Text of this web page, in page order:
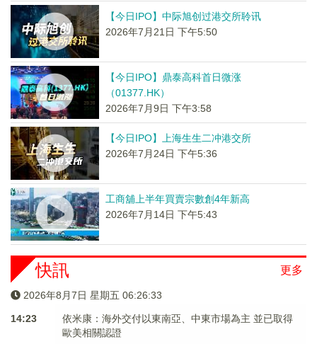
【今日IPO】中际旭创过港交所聆讯
2026年7月21日 下午5:50
【今日IPO】鼎泰高科首日微涨
（01377.HK）
2026年7月9日 下午3:58
【今日IPO】上海生生二冲港交所
2026年7月24日 下午5:36
工商舖上半年買賣宗數創4年新高
2026年7月14日 下午5:43
更多
快訊
2026年8月7日 星期五 06:26:34
14:23
依米康：海外交付以東南亞、中東市場為主 並已取得
歐美相關認證